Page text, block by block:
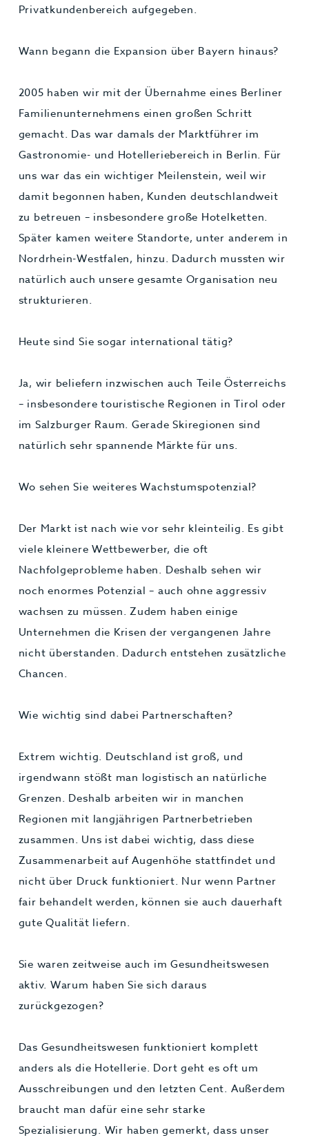
Privatkundenbereich aufgegeben.
Wann begann die Expansion über Bayern hinaus?
2005 haben wir mit der Übernahme eines Berliner
Familienunternehmens einen großen Schritt
gemacht. Das war damals der Marktführer im
Gastronomie- und Hotelleriebereich in Berlin. Für
uns war das ein wichtiger Meilenstein, weil wir
damit begonnen haben, Kunden deutschlandweit
zu betreuen – insbesondere große Hotelketten.
Später kamen weitere Standorte, unter anderem in
Nordrhein-Westfalen, hinzu. Dadurch mussten wir
natürlich auch unsere gesamte Organisation neu
strukturieren.
Heute sind Sie sogar international tätig?
Ja, wir beliefern inzwischen auch Teile Österreichs
– insbesondere touristische Regionen in Tirol oder
im Salzburger Raum. Gerade Skiregionen sind
natürlich sehr spannende Märkte für uns.
Wo sehen Sie weiteres Wachstumspotenzial?
Der Markt ist nach wie vor sehr kleinteilig. Es gibt
viele kleinere Wettbewerber, die oft
Nachfolgeprobleme haben. Deshalb sehen wir
noch enormes Potenzial – auch ohne aggressiv
wachsen zu müssen. Zudem haben einige
Unternehmen die Krisen der vergangenen Jahre
nicht überstanden. Dadurch entstehen zusätzliche
Chancen.
Wie wichtig sind dabei Partnerschaften?
Extrem wichtig. Deutschland ist groß, und
irgendwann stößt man logistisch an natürliche
Grenzen. Deshalb arbeiten wir in manchen
Regionen mit langjährigen Partnerbetrieben
zusammen. Uns ist dabei wichtig, dass diese
Zusammenarbeit auf Augenhöhe stattfindet und
nicht über Druck funktioniert. Nur wenn Partner
fair behandelt werden, können sie auch dauerhaft
gute Qualität liefern.
Sie waren zeitweise auch im Gesundheitswesen
aktiv. Warum haben Sie sich daraus
zurückgezogen?
Das Gesundheitswesen funktioniert komplett
anders als die Hotellerie. Dort geht es oft um
Ausschreibungen und den letzten Cent. Außerdem
braucht man dafür eine sehr starke
Spezialisierung. Wir haben gemerkt, dass unser